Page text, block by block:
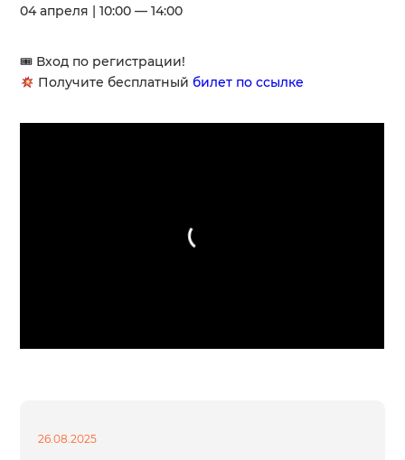
04 апреля | 10:00 — 14:00
🎟 Вход по регистрации!
Получите бесплатныйбилет по ссылке
26.08.2025